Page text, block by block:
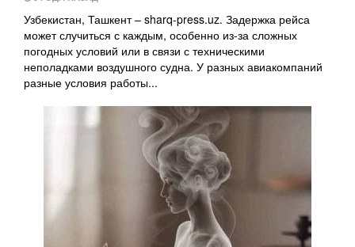
Узбекистан, Ташкент – sharq-press.uz. Задержка рейса
может случиться с каждым, особенно из-за сложных
погодных условий или в связи с техническими
неполадками воздушного судна. У разных авиакомпаний
разные условия работы...